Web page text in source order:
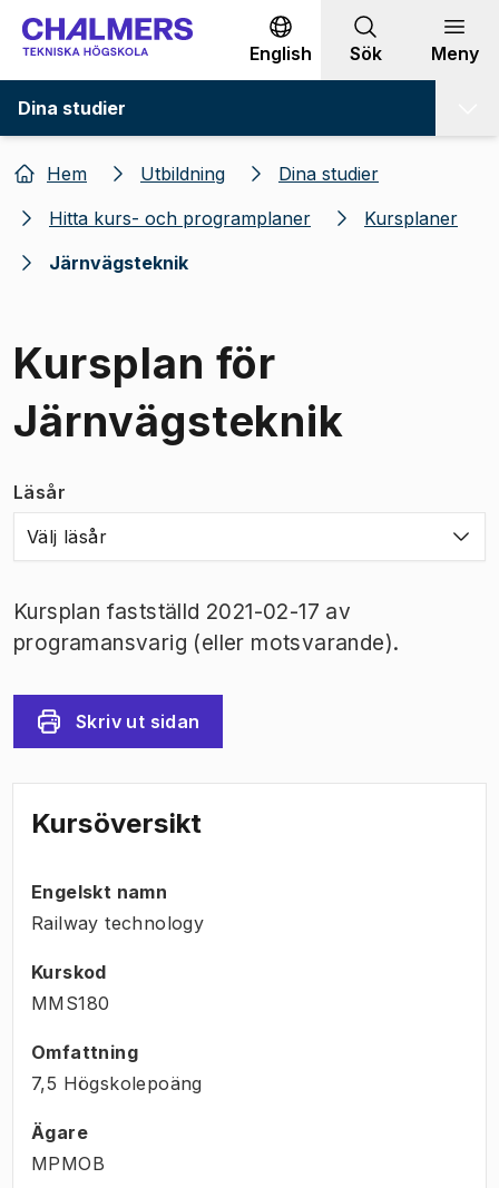
Gå till innehållet
English Sök Meny
Dina studier
Hem Utbildning
Dina studier
Hitta kurs- och programplaner
Kursplaner
Järnvägsteknik
Kursplan för
Järnvägsteknik
Läsår
Välj läsår
Kursplan fastställd 2021-02-17 av
programansvarig (eller motsvarande).
Skriv ut sidan
Kursöversikt
Engelskt namn
Railway technology
Kurskod
MMS180
Omfattning
7,5 Högskolepoäng
Ägare
MPMOB